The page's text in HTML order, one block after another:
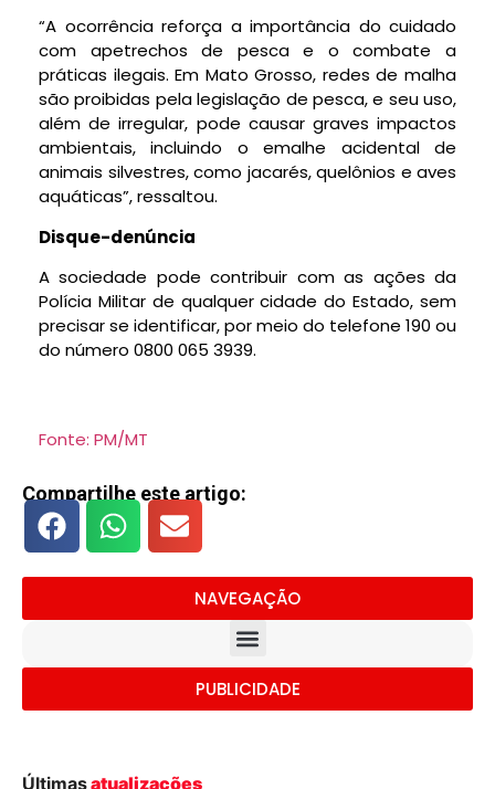
“A ocorrência reforça a importância do cuidado
com apetrechos de pesca e o combate a
práticas ilegais. Em Mato Grosso, redes de malha
são proibidas pela legislação de pesca, e seu uso,
além de irregular, pode causar graves impactos
ambientais, incluindo o emalhe acidental de
animais silvestres, como jacarés, quelônios e aves
aquáticas”, ressaltou.
Disque-denúncia
A sociedade pode contribuir com as ações da
Polícia Militar de qualquer cidade do Estado, sem
precisar se identificar, por meio do telefone 190 ou
do número 0800 065 3939.
Fonte: PM/MT
Compartilhe este artigo:
NAVEGAÇÃO
PUBLICIDADE
Últimasatualizações